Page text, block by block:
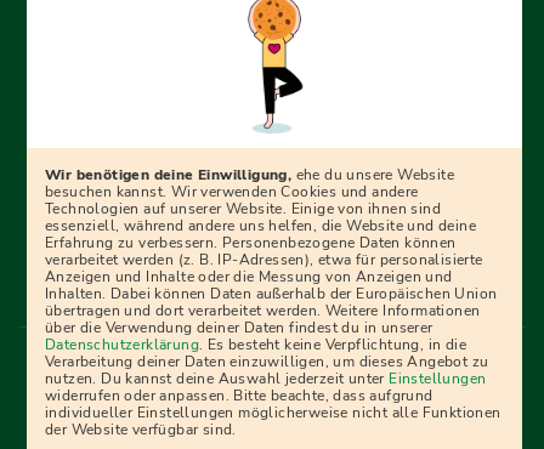
Erfolgreich bewerben mit Ausbildungspark: Wir
begleiten dich Schritt für Schritt bei deinem Start in den
Ratgebern und Prüfungspaketen, interaktiven
Videokursen und vielem mehr. Für alle, die was werden
wollen!
Menü Fußleiste
Impressum Bildquellen Presse
Mediadaten
Partner
AGB Datenschutz
Widerrufsbelehrung
Bestellung
Affiliate Partner Cookies
Wir benötigen deine Einwilligung, ehe du unsere Website
besuchen kannst. Wir verwenden Cookies und andere
Technologien auf unserer Website. Einige von ihnen sind
essenziell, während andere uns helfen, die Website und deine
Erfahrung zu verbessern. Personenbezogene Daten können
verarbeitet werden (z. B. IP-Adressen), etwa für personalisierte
Anzeigen und Inhalte oder die Messung von Anzeigen und
Inhalten. Dabei können Daten außerhalb der Europäischen Union
übertragen und dort verarbeitet werden. Weitere Informationen
über die Verwendung deiner Daten findest du in unserer
Datenschutzerklärung. Es besteht keine Verpflichtung, in die
Verarbeitung deiner Daten einzuwilligen, um dieses Angebot zu
nutzen. Du kannst deine Auswahl jederzeit unter Einstellungen
widerrufen oder anpassen. Bitte beachte, dass aufgrund
individueller Einstellungen möglicherweise nicht alle Funktionen
der Website verfügbar sind.